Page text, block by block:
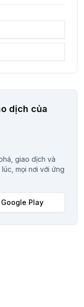
dịch của
giao dịch và
mọi nơi với ứng
Google Play